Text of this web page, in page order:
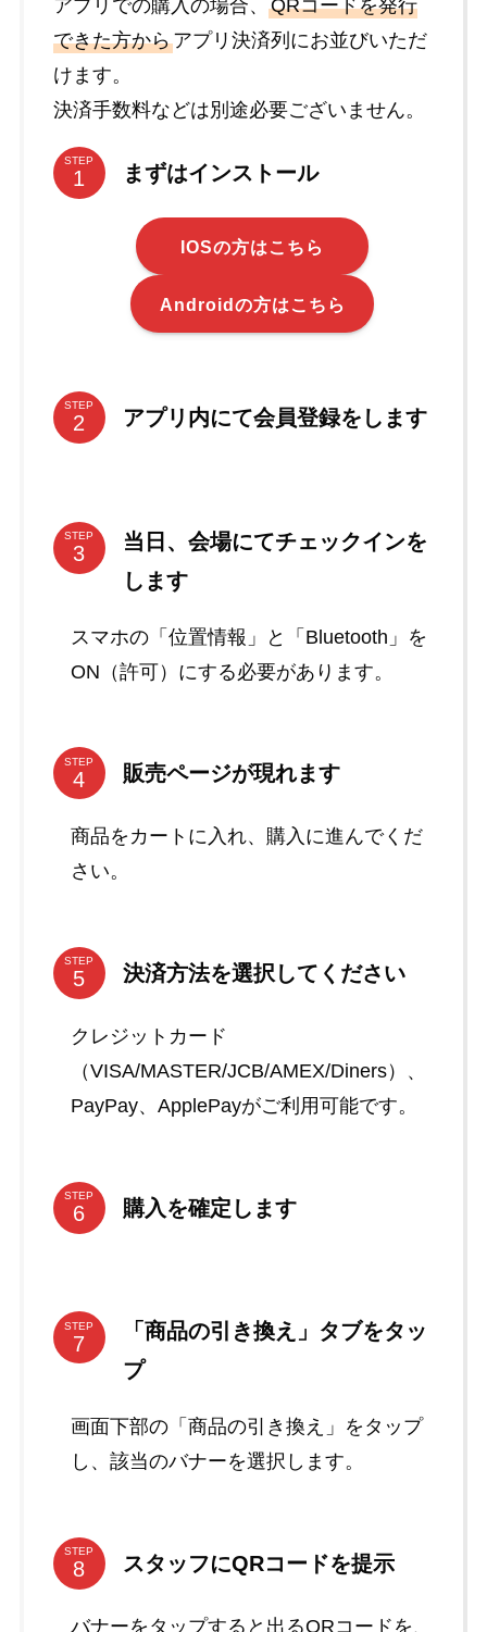
アプリでの購入の場合、 QRコードを発行
できた方からアプリ決済列にお並びいただ
けます。
決済手数料などは別途必要ございません。
STEP まずはインストール
IOSの方はこちら
Androidの方はこちら
STEP アプリ内にて会員登録をします
STEP
当日、会場にてチェックインを
します
スマホの「位置情報」と「Bluetooth」を
ON（許可）にする必要があります。
STEP 販売ページが現れます
商品をカートに入れ、購入に進んでくだ
さい。
STEP 決済方法を選択してください
クレジットカード
（VISA/MASTER/JCB/AMEX/Diners）、
PayPay、ApplePayがご利用可能です。
STEP 購入を確定します
STEP
「商品の引き換え」タブをタッ
プ
画面下部の「商品の引き換え」をタップ
し、該当のバナーを選択します。
STEP スタッフにQRコードを提示
バナーをタップすると出るQRコードを、